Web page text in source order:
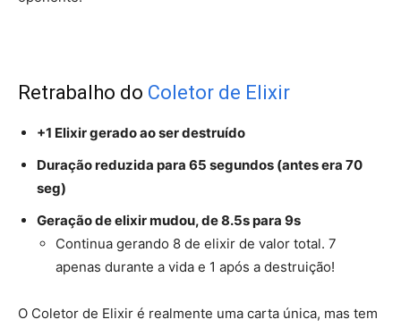
Retrabalho do Coletor de Elixir
+1 Elixir gerado ao ser destruído
Duração reduzida para 65 segundos (antes era 70
seg)
Geração de elixir mudou, de 8.5s para 9s
Continua gerando 8 de elixir de valor total. 7
apenas durante a vida e 1 após a destruição!
O Coletor de Elixir é realmente uma carta única, mas tem